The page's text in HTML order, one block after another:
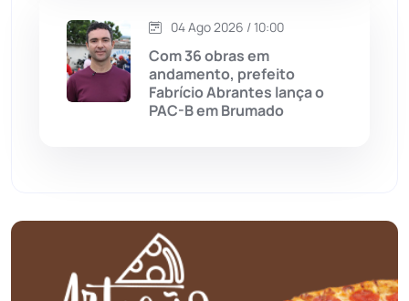
Palmas de Monte Alto
Paramirim (342)
Poções (182)
04 Ago 2026 / 10:00
Com 36 obras em
andamento, prefeito
Fabrício Abrantes lança o
PAC-B em Brumado